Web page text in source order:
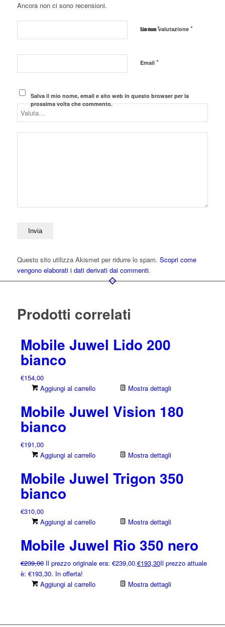
Ancora non ci sono recensioni.
Nome*
Email *
Salva il mio nome, email e sito web in questo browser per la
prossima volta che commento.
La tua valutazione *
Questo sito utilizza Akismet per ridurre lo spam. Scopri come
vengono elaborati i dati derivati dai commenti.
Prodotti correlati
Mobile Juwel Lido 200
bianco
€154,00
Aggiungi al carrello
Mostra dettagli
Mobile Juwel Vision 180
bianco
€191,00
Aggiungi al carrello
Mostra dettagli
Mobile Juwel Trigon 350
bianco
€310,00
Aggiungi al carrello
Mostra dettagli
Mobile Juwel Rio 350 nero
€239,00 Il prezzo originale era: €239,00.€193,30Il prezzo attuale
è: €193,30. In offerta!
Aggiungi al carrello
Mostra dettagli